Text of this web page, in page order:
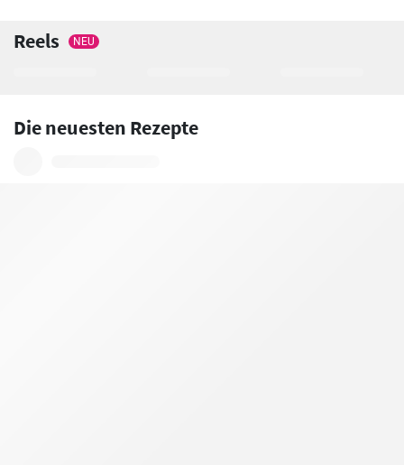
Reels NEU
Die neuesten Rezepte